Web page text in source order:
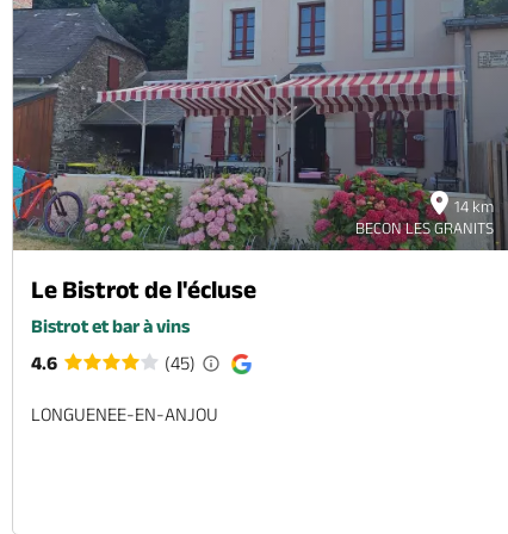
14 km
BECON LES GRANITS
Le Bistrot de l'écluse
Bistrot et bar à vins
4.6
(45)
LONGUENEE-EN-ANJOU